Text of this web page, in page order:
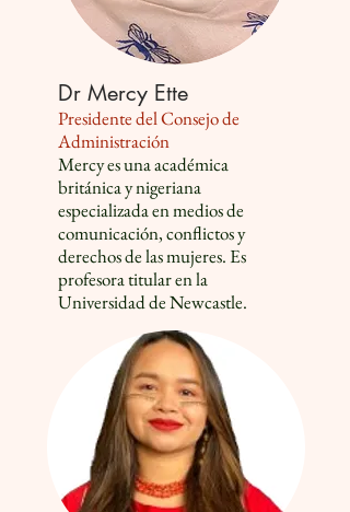
Dr Mercy Ette
Presidente del Consejo de
Administración
Mercy es una académica
británica y nigeriana
especializada en medios de
comunicación, conflictos y
derechos de las mujeres. Es
profesora titular en la
Universidad de Newcastle.